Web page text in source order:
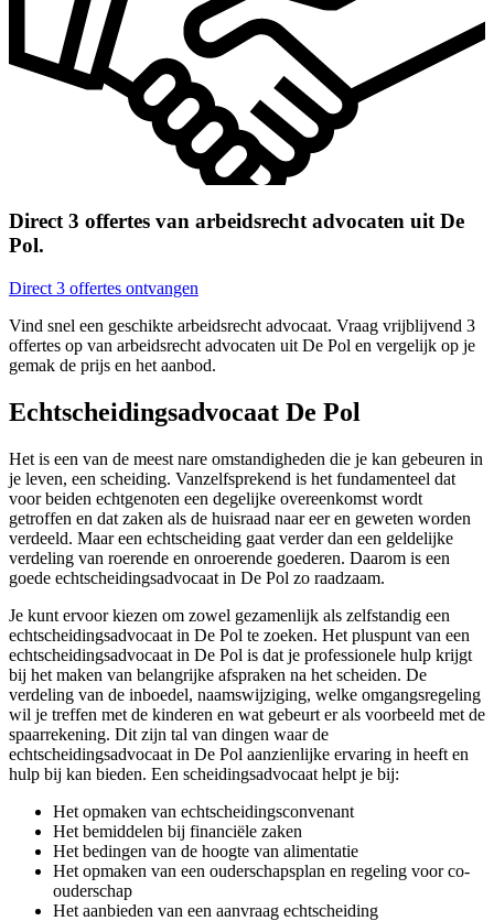
Direct 3 offertes van arbeidsrecht advocaten uit De
Pol.
Direct 3 offertes ontvangen
Vind snel een geschikte arbeidsrecht advocaat. Vraag vrijblijvend 3
offertes op van arbeidsrecht advocaten uit De Pol en vergelijk op je
gemak de prijs en het aanbod.
Echtscheidingsadvocaat De Pol
Het is een van de meest nare omstandigheden die je kan gebeuren in
je leven, een scheiding. Vanzelfsprekend is het fundamenteel dat
voor beiden echtgenoten een degelijke overeenkomst wordt
getroffen en dat zaken als de huisraad naar eer en geweten worden
verdeeld. Maar een echtscheiding gaat verder dan een geldelijke
verdeling van roerende en onroerende goederen. Daarom is een
goede echtscheidingsadvocaat in De Pol zo raadzaam.
Je kunt ervoor kiezen om zowel gezamenlijk als zelfstandig een
echtscheidingsadvocaat in De Pol te zoeken. Het pluspunt van een
echtscheidingsadvocaat in De Pol is dat je professionele hulp krijgt
bij het maken van belangrijke afspraken na het scheiden. De
verdeling van de inboedel, naamswijziging, welke omgangsregeling
wil je treffen met de kinderen en wat gebeurt er als voorbeeld met de
spaarrekening. Dit zijn tal van dingen waar de
echtscheidingsadvocaat in De Pol aanzienlijke ervaring in heeft en
hulp bij kan bieden. Een scheidingsadvocaat helpt je bij:
Het opmaken van echtscheidingsconvenant
Het bemiddelen bij financiële zaken
Het bedingen van de hoogte van alimentatie
Het opmaken van een ouderschapsplan en regeling voor co-
ouderschap
Het aanbieden van een aanvraag echtscheiding